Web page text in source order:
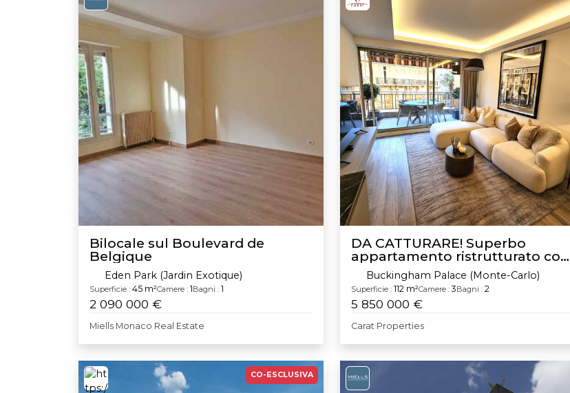
Bilocale sul Boulevard de
Belgique
Eden Park (Jardin Exotique)
Superficie : 45 m²Camere : 1Bagni : 1
2 090 000 €
Miells Monaco Real Estate
DA CATTURARE! Superbo
appartamento ristrutturato con
4 stanze
Buckingham Palace (Monte-Carlo)
Superficie : 112 m²Camere : 3Bagni : 2
5 850 000 €
Carat Properties
CO-ESCLUSIVA